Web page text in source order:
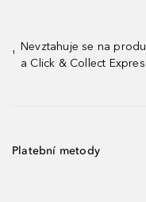
¹
Nevztahuje se na
a Click & Collect
Platební metody